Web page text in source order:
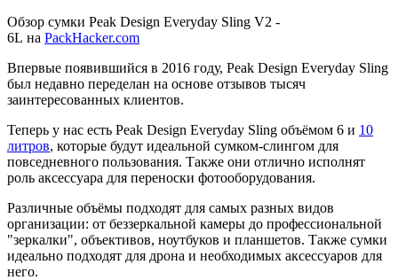
Обзор сумки Peak Design Everyday Sling V2 -
6L на PackHacker.com
Впервые появившийся в 2016 году, Peak Design Everyday Sling
был недавно переделан на основе отзывов тысяч
заинтересованных клиентов.
Теперь у нас есть Peak Design Everyday Sling объёмом 6 и 10
литров, которые будут идеальной сумком-слингом для
повседневного пользования. Также они отлично исполнят
роль аксессуара для переноски фотооборудования.
Различные объёмы подходят для самых разных видов
организации: от беззеркальной камеры до профессиональной
"зеркалки", объективов, ноутбуков и планшетов. Также сумки
идеально подходят для дрона и необходимых аксессуаров для
него.